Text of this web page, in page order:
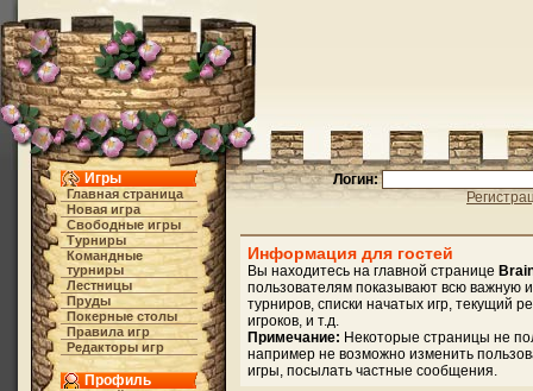
Игры
Главная страница
Новая игра
Свободные игры
Турниры
Командные
турниры
Лестницы
Пруды
Покерные столы
Правила игр
Редакторы игр
Профиль
Логин:
Информация для гостей
Вы находитесь на главной странице
пользователям показывают всю важную
турниров, списки начатых игр, текущий
игроков, и т.д.
Примечание: Некоторые страницы не
например не возможно изменить
игры, посылать частные сообщения.